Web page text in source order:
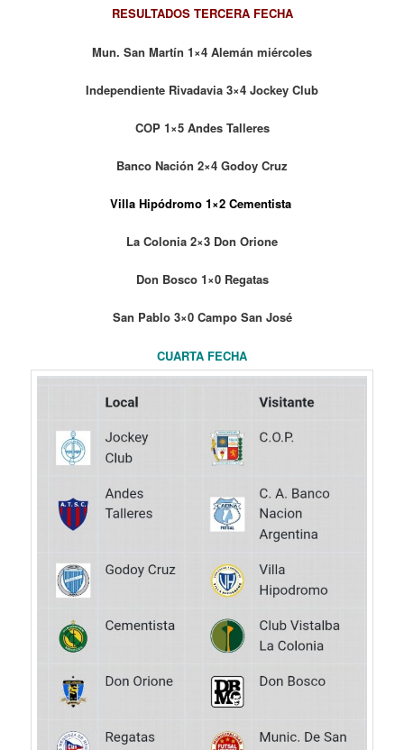
RESULTADOS TERCERA FECHA
Mun. San Martín 1×4 Alemán miércoles
Independiente Rivadavia 3×4 Jockey Club
COP 1×5 Andes Talleres
Banco Nación 2×4 Godoy Cruz
Villa Hipódromo 1×2 Cementista
La Colonia 2×3 Don Orione
Don Bosco 1×0 Regatas
San Pablo 3×0 Campo San José
CUARTA FECHA